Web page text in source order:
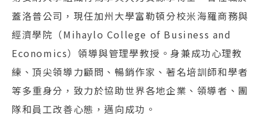
蓋洛普公司，現任加州大學富勒頓分校米海羅商務與
經濟學院（Mihaylo College of Business and
Economics）領導與管理學教授。身兼成功心理教
練、頂尖領導力顧問、暢銷作家、著名培訓師和學者
等多重身分，致力於協助世界各地企業、領導者、團
隊和員工改善心態，邁向成功。